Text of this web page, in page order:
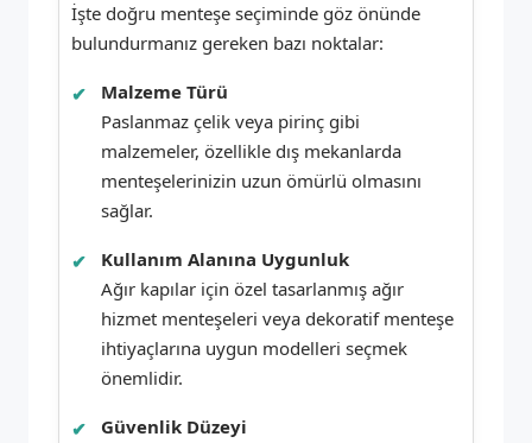
İşte doğru menteşe seçiminde göz önünde
bulundurmanız gereken bazı noktalar:
Malzeme Türü
Paslanmaz çelik veya pirinç gibi
malzemeler, özellikle dış mekanlarda
menteşelerinizin uzun ömürlü olmasını
sağlar.
Kullanım Alanına Uygunluk
Ağır kapılar için özel tasarlanmış ağır
hizmet menteşeleri veya dekoratif menteşe
ihtiyaçlarına uygun modelleri seçmek
önemlidir.
Güvenlik Düzeyi